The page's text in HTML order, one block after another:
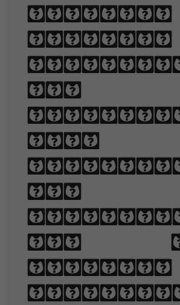
language
legible,
and
when
The
of
involves